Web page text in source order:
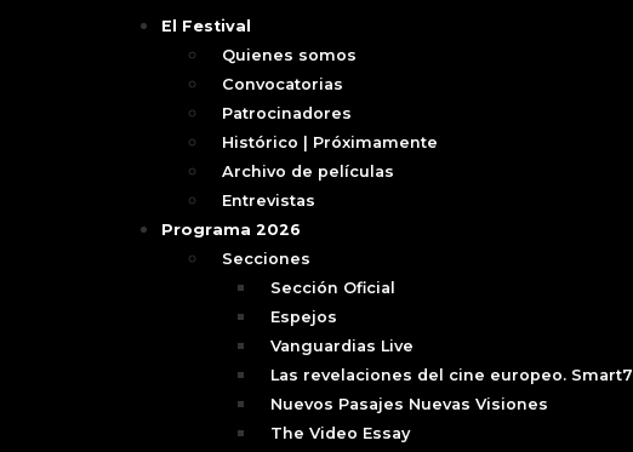
El Festival
Quienes somos
Convocatorias
Patrocinadores
Histórico | Próximamente
Archivo de películas
Entrevistas
Programa 2026
Secciones
Sección Oficial
Espejos
Vanguardias Live
Las revelaciones del cine europeo. Smart7
Nuevos Pasajes Nuevas Visiones
The Video Essay